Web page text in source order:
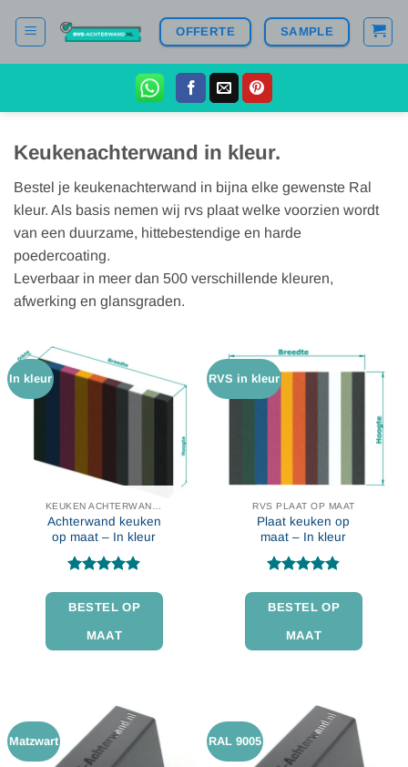
naar
OFFERTE SAMPLE
Keukenachterwand in kleur.
Bestel je keukenachterwand in bijna elke gewenste Ral
kleur. Als basis nemen wij rvs plaat welke voorzien wordt
van een duurzame, hittebestendige en harde
poedercoating.
Leverbaar in meer dan 500 verschillende kleuren,
afwerking en glansgraden.
In kleur
Achterwand keuken
op maat – In kleur
4.86
uit 5
BESTEL OP
MAAT
RVS in kleur
RVS PLAAT OP MAAT
Plaat keuken op
maat – In kleur
4.79
uit 5
BESTEL OP
MAAT
Matzwart RAL 9005